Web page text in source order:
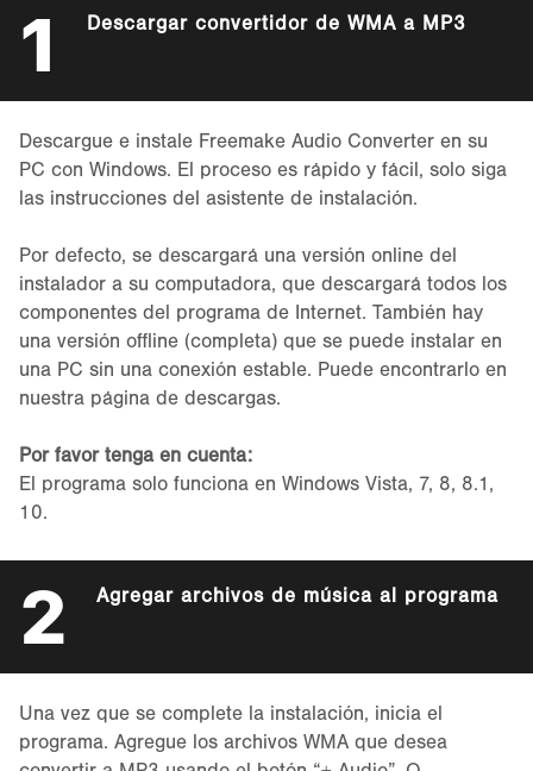
1 Descargar convertidor de WMA a MP3
Descargue e instale Freemake Audio Converter en su
PC con Windows. El proceso es rápido y fácil, solo siga
las instrucciones del asistente de instalación.
Por defecto, se descargará una versión online del
instalador a su computadora, que descargará todos los
componentes del programa de Internet. También hay
una versión offline (completa) que se puede instalar en
una PC sin una conexión estable. Puede encontrarlo en
nuestra página de descargas.
Por favor tenga en cuenta:
El programa solo funciona en Windows Vista, 7, 8, 8.1,
10.
2 Agregar archivos de música al programa
Una vez que se complete la instalación, inicia el
programa. Agregue los archivos WMA que desea